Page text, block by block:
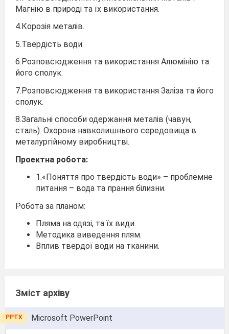
Магнію в природі та їх використання.
4.Корозія металів.
5.Твердість води.
6.Розповсюдження та використання Алюмінію та
його сполук.
7.Розповсюдження та використання Заліза та його
сполук.
8.Загальні способи одержання металів (чавун,
сталь). Охорона навколишнього середовища в
металургійному виробництві.
Проектна робота:
1.«Поняття про твердість води» – проблемне
питання – вода та прання білизни.
Робота за планом:
Пляма на одязі, та їх види.
Методика виведення плям.
Вплив твердої води на тканини.
Зміст архіву
Microsoft PowerPoint
PPTX